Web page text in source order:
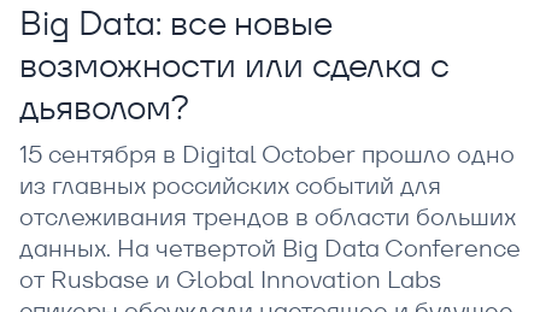
Big Data: все новые
возможности или сделка с
дьяволом?
15 сентября в Digital October прошло одно
из главных российских событий для
отслеживания трендов в области больших
данных. На четвертой Big Data Conference
от Rusbase и Global Innovation Labs